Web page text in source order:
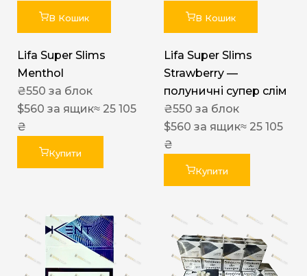
В Кошик
Lifa Super Slims
Menthol
₴550 за блок
$560 за ящик≈ 25 105
₴
Купити
В Кошик
Lifa Super Slims
Strawberry —
полуничні супер слім
₴550 за блок
$560 за ящик≈ 25 105
₴
Купити